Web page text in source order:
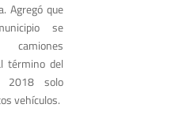
Agregó que
se
término del
2018 solo
vehículos.